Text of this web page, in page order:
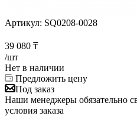
Артикул: SQ0208-0028
39 080 ₸
/шт
Нет в наличии
Предложить цену
Под заказ
Наши менеджеры обязательно
условия заказа